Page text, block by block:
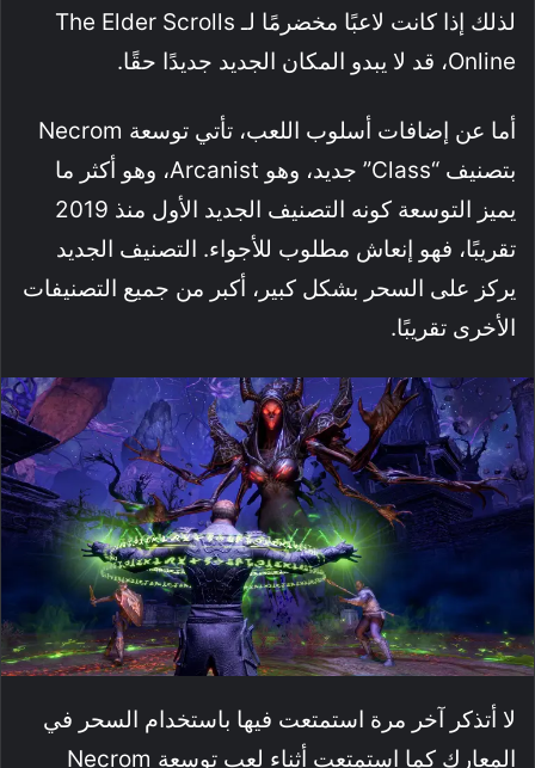
لذلك إذا كانت لاعبًا مخضرمًا لـ The Elder Scrolls
Online، قد لا يبدو المكان الجديد جديدًا حقًا.
أما عن إضافات أسلوب اللعب، تأتي توسعة Necrom
بتصنيف “Class” جديد، وهو Arcanist، وهو أكثر ما
يميز التوسعة كونه التصنيف الجديد الأول منذ 2019
تقريبًا، فهو إنعاش مطلوب للأجواء. التصنيف الجديد
يركز على السحر بشكل كبير، أكبر من جميع التصنيفات
الأخرى تقريبًا.
لا أتذكر آخر مرة استمتعت فيها باستخدام السحر في
المعارك كما استمتعت أثناء لعب توسعة Necrom